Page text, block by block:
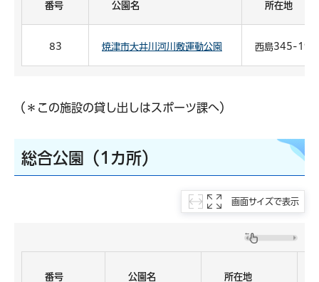
番号 公園名 所在地
83 焼津市大井川河川敷運動公園 西島345-190
（＊この施設の貸し出しはスポーツ課へ）
総合公園（1カ所）
画面サイズで表示
番号 公園名 所在地